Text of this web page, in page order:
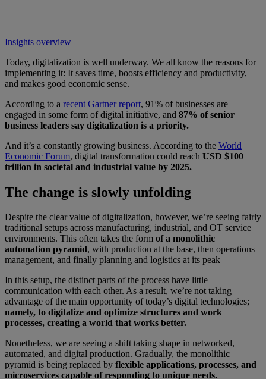
Insights overview
Today, digitalization is well underway. We all know the reasons for
implementing it: It saves time, boosts efficiency and productivity,
and makes good economic sense.
According to a recent Gartner report, 91% of businesses are
engaged in some form of digital initiative, and 87% of senior
business leaders say digitalization is a priority.
And it’s a constantly growing business. According to the World
Economic Forum, digital transformation could reach USD $100
trillion in societal and industrial value by 2025.
The change is slowly unfolding
Despite the clear value of digitalization, however, we’re seeing fairly
traditional setups across manufacturing, industrial, and OT service
environments. This often takes the form of a monolithic
automation pyramid, with production at the base, then operations
management, and finally planning and logistics at its peak
In this setup, the distinct parts of the process have little
communication with each other. As a result, we’re not taking
advantage of the main opportunity of today’s digital technologies;
namely, to digitalize and optimize structures and work
processes, creating a world that works better.
Nonetheless, we are seeing a shift taking shape in networked,
automated, and digital production. Gradually, the monolithic
pyramid is being replaced by flexible applications, processes, and
microservices capable of responding to unique needs.